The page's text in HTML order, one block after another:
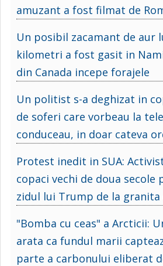
amuzant a fost filmat de
Un posibil zacamant de aur
kilometri a fost gasit in
din Canada incepe forajele
Un politist s-a deghizat in
de soferi care vorbeau la
conduceau, in doar cateva
Protest inedit in SUA:
copaci vechi de doua secole
zidul lui Trump de la granita
"Bomba cu ceas" a Arcticii:
arata ca fundul marii
parte a carbonului eliberat